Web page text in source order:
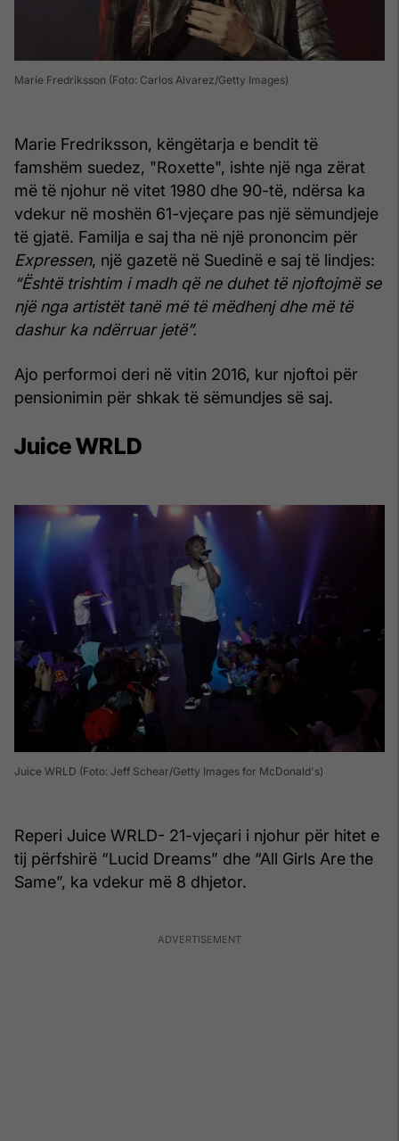
Marie Fredriksson (Foto: Carlos Alvarez/Getty Images)
Marie Fredriksson, këngëtarja e bendit të
famshëm suedez, "Roxette", ishte një nga zërat
më të njohur në vitet 1980 dhe 90-të, ndërsa ka
vdekur në moshën 61-vjeçare pas një sëmundjeje
të gjatë. Familja e saj tha në një prononcim për
Expressen, një gazetë në Suedinë e saj të lindjes:
“Është trishtim i madh që ne duhet të njoftojmë se
një nga artistët tanë më të mëdhenj dhe më të
dashur ka ndërruar jetë”.
Ajo performoi deri në vitin 2016, kur njoftoi për
pensionimin për shkak të sëmundjes së saj.
Juice WRLD
Juice WRLD (Foto: Jeff Schear/Getty Images for McDonald's)
Reperi Juice WRLD- 21-vjeçari i njohur për hitet e
tij përfshirë “Lucid Dreams” dhe “All Girls Are the
Same”, ka vdekur më 8 dhjetor.